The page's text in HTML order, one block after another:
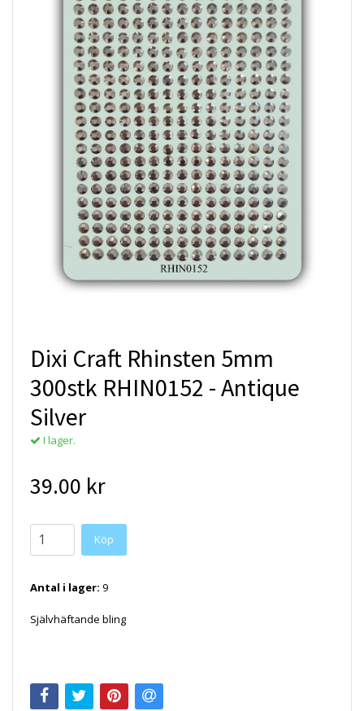
Dixi Craft Rhinsten 5mm
300stk RHIN0152 - Antique
Silver
I lager.
39.00 kr
Antal i lager: 9
Självhäftande bling